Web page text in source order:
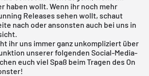
haben wollt. Wenn ihr noch mehr
Releases sehen wollt, schaut
nach oder ansonsten auch bei uns in
.
ihr uns immer ganz unkompliziert über
unserer folgenden Social-Media-
euch viel Spaß beim Tragen des On